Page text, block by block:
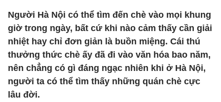
Người Hà Nội có thể tìm đến chè vào mọi khung
giờ trong ngày, bất cứ khi nào cảm thấy cần giải
nhiệt hay chỉ đơn giản là buồn miệng. Cái thú
thưởng thức chè ấy đã đi vào văn hóa bao năm,
nên chẳng có gì đáng ngạc nhiên khi ở Hà Nội,
người ta có thể tìm thấy những quán chè cực
lâu đời.